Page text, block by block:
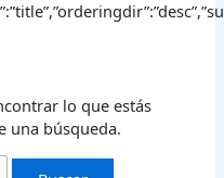
lo que estás
una búsqueda.